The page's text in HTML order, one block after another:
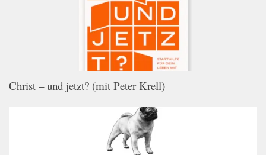
Christ – und jetzt? (mit Peter Krell)